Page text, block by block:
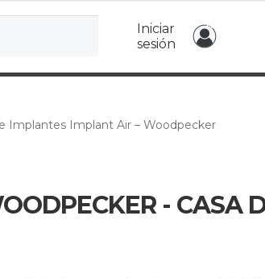
Iniciar
sesión
Implantes Implant Air – Woodpecker
- CASA